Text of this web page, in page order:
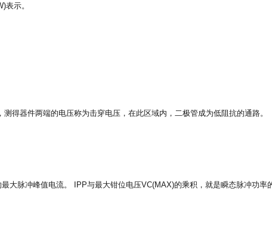
表示。
得器件两端的电压称为击穿电压，在此区域内，二极管成为低阻抗的通路。
大脉冲峰值电流。 IPP与最大钳位电压VC(MAX)的乘积，就是瞬态脉冲功率